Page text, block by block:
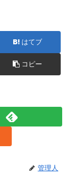
はてブ
コピー
管理人